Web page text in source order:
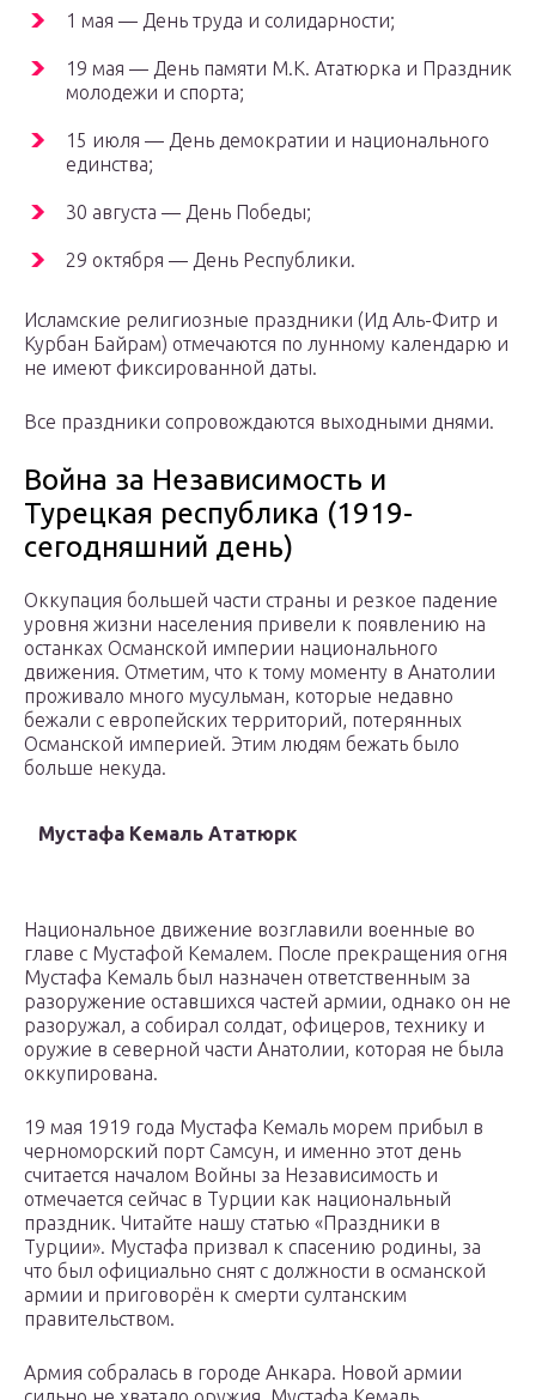
1 мая — День труда и солидарности;
19 мая — День памяти М.К. Ататюрка и Праздник
молодежи и спорта;
15 июля — День демократии и национального
единства;
30 августа — День Победы;
29 октября — День Республики.
Исламские религиозные праздники (Ид Аль-Фитр и
Курбан Байрам) отмечаются по лунному календарю и
не имеют фиксированной даты.
Все праздники сопровождаются выходными днями.
Война за Независимость и
Турецкая республика (1919-
сегодняшний день)
Оккупация большей части страны и резкое падение
уровня жизни населения привели к появлению на
останках Османской империи национального
движения. Отметим, что к тому моменту в Анатолии
проживало много мусульман, которые недавно
бежали с европейских территорий, потерянных
Османской империей. Этим людям бежать было
больше некуда.
Мустафа Кемаль Ататюрк
Национальное движение возглавили военные во
главе с Мустафой Кемалем. После прекращения огня
Мустафа Кемаль был назначен ответственным за
разоружение оставшихся частей армии, однако он не
разоружал, а собирал солдат, офицеров, технику и
оружие в северной части Анатолии, которая не была
оккупирована.
19 мая 1919 года Мустафа Кемаль морем прибыл в
черноморский порт Самсун, и именно этот день
считается началом Войны за Независимость и
отмечается сейчас в Турции как национальный
праздник. Читайте нашу статью «Праздники в
Турции». Мустафа призвал к спасению родины, за
что был официально снят с должности в османской
армии и приговорён к смерти султанским
правительством.
Армия собралась в городе Анкара. Новой армии